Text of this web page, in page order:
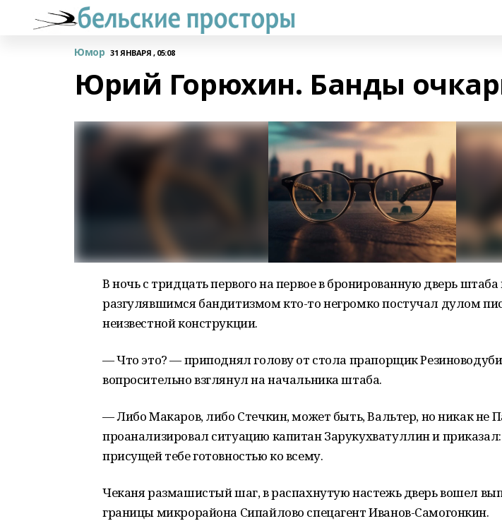
Юмор 31 ЯНВАРЯ , 05:08
Юрий Горюхин. Банды
В ночь с тридцать первого на первое в бронированную дверь штаба
разгулявшимся бандитизмом кто-то негромко постучал дулом
неизвестной конструкции.
— Что это? — приподнял голову от стола прапорщик
вопросительно взглянул на начальника штаба.
— Либо Макаров, либо Стечкин, может быть, Вальтер, но никак не
проанализировал ситуацию капитан Зарукухватуллин и
присущей тебе готовностью ко всему.
Чеканя размашистый шаг, в распахнутую настежь дверь вошел
границы микрорайона Сипайлово спецагент Иванов-Самогонкин.